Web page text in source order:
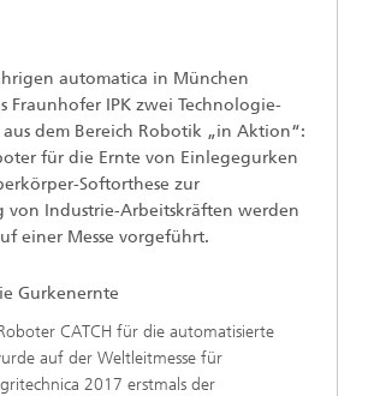
automatica in München
Fraunhofer IPK zwei Technologie-
dem Bereich Robotik „in Aktion“:
für die Ernte von Einlegegurken
Softorthese zur
von Industrie-Arbeitskräften werden
einer Messe vorgeführt.
Gurkenernte
CATCH für die automatisierte
auf der Weltleitmesse für
2017 erstmals der